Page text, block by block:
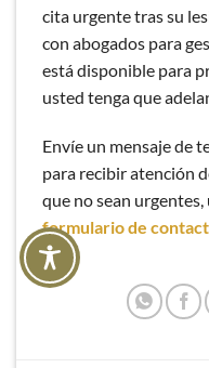
cita urgente tras su
con abogados para
está disponible para
usted tenga que
Envíe un mensaje de
para recibir atención
que no sean urgentes,
formulario de